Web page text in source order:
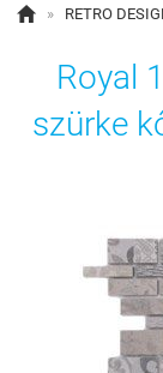
 » RETRO
Royal
szürke